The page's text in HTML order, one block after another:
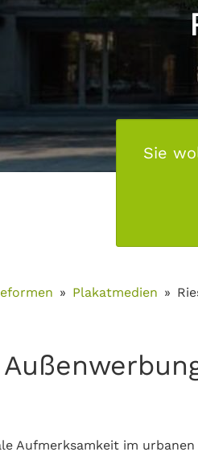
Sie
Plakatmedien
Aufmerksamkeit im